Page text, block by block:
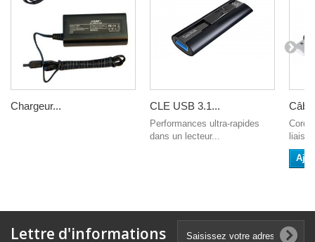
Chargeur... CLE USB 3.1...
Performances ultra-rapides
dans un lecteur...
Lettre d'informations